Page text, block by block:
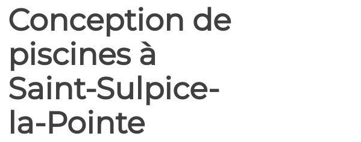
Conception de
piscines à
Saint-Sulpice-
la-Pointe